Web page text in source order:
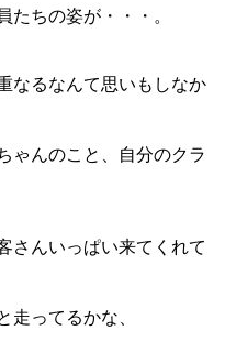
たちの姿が・・・。
なるなんて思いもしなか
ゃんのこと、自分のクラ
さんいっぱい来てくれて
走ってるかな、